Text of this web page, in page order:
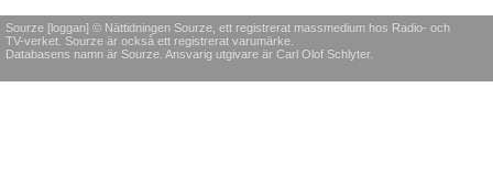
Sourze [loggan] © Nättidningen Sourze, ett registrerat massmedium hos Radio- och
TV-verket. Sourze är också ett registrerat varumärke.
Databasens namn är Sourze. Ansvarig utgivare är Carl Olof Schlyter.